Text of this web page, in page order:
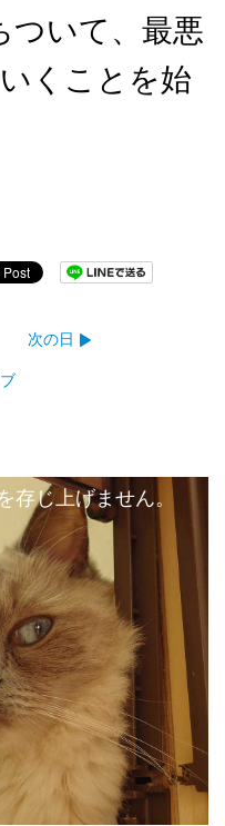
ついて、最悪
くことを始
次の日
存じ上げません。